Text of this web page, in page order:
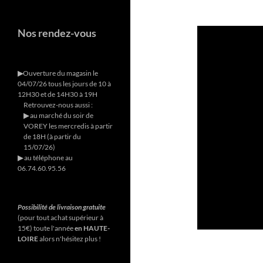
Nos rendez-vous
▶︎Ouverture du magasin le
04/07/26 tous les jours de 10 à
12H30 et de 14H30 à 19H
Retrouvez-nous aussi :
▶︎au marché du soir de
VOREY les mercredis à partir
de 18H (à partir du
15/07/26)
▶︎au téléphone au
06.74.60.95.56
Possibilité de livraison gratuite
(pour tout achat supérieur à
15€) toute l'annéeen HAUTE-
LOIREalors n'hésitez plus !